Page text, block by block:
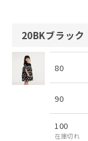
20BKブラック
80
90
100
在庫切れ